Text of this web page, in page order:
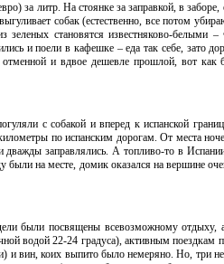
за литр. На стоянке за заправкой, в
собак (естественно, все потом
зеленых становятся известняково-
и поели в кафешке – еда так себе, зато
отменной и вдвое дешевле прошлой, вот
с собакой и вперед к испанской
по испанским дорогам. От места
и дважды заправлялись. А топливо-то в
на месте, домик оказался на вершине
были посвящены всевозможному
водой 22-24 градуса), активным
и вин, коих выпито было немеряно. Но, три